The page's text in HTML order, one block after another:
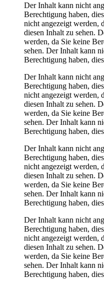
Der Inhalt kann nicht
Berechtigung haben,
nicht angezeigt werden,
diesen Inhalt zu sehen.
werden, da Sie keine
sehen. Der Inhalt kann
Berechtigung haben,
Der Inhalt kann nicht
Berechtigung haben,
nicht angezeigt werden,
diesen Inhalt zu sehen.
werden, da Sie keine
sehen. Der Inhalt kann
Berechtigung haben,
Der Inhalt kann nicht
Berechtigung haben,
nicht angezeigt werden,
diesen Inhalt zu sehen.
werden, da Sie keine
sehen. Der Inhalt kann
Berechtigung haben,
Der Inhalt kann nicht
Berechtigung haben,
nicht angezeigt werden,
diesen Inhalt zu sehen.
werden, da Sie keine
sehen. Der Inhalt kann
Berechtigung haben,